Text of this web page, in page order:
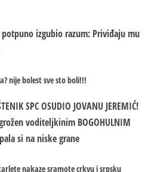
izgubio razum: Priviđaju mu
nije bolest sve sto boli!!!
SPC OSUDIO JOVANU JEREMIĆ!
voditeljkinim BOGOHULNIM
si na niske grane
nakaze sramote crkvu i srpsku